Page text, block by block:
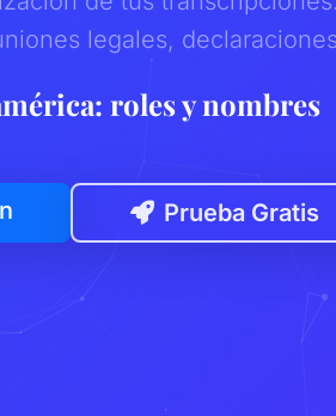
de tus
legales,
roles y nombres
Prueba Gratis